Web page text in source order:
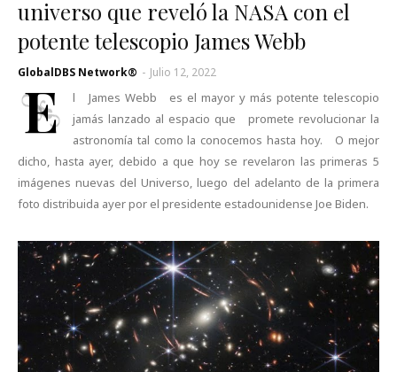
universo que reveló la NASA con el
potente telescopio James Webb
GlobalDBS Network® - Julio 12, 2022
E
l James Webb es el mayor y más potente telescopio
jamás lanzado al espacio que promete revolucionar la
astronomía tal como la conocemos hasta hoy. O mejor
dicho, hasta ayer, debido a que hoy se revelaron las primeras 5
imágenes nuevas del Universo, luego del adelanto de la primera
foto distribuida ayer por el presidente estadounidense Joe Biden.